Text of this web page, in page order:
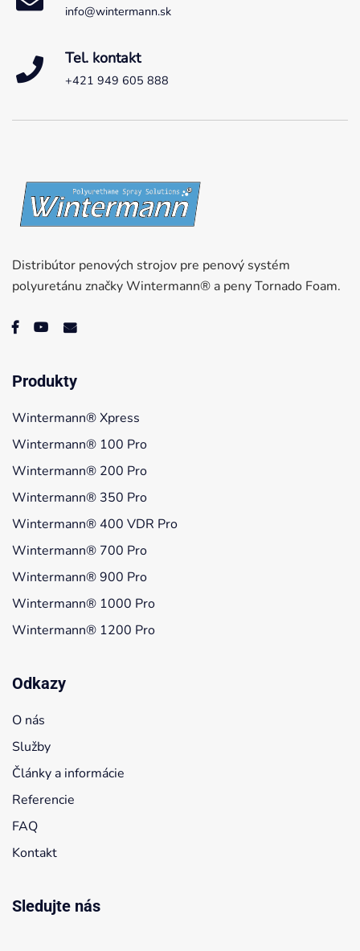
info@wintermann.sk
Tel. kontakt
+421 949 605 888
Distribútor penových strojov pre penový systém
polyuretánu značky Wintermann® a peny Tornado Foam.
Produkty
Wintermann® Xpress
Wintermann® 100 Pro
Wintermann® 200 Pro
Wintermann® 350 Pro
Wintermann® 400 VDR Pro
Wintermann® 700 Pro
Wintermann® 900 Pro
Wintermann® 1000 Pro
Wintermann® 1200 Pro
Odkazy
O nás
Služby
Články a informácie
Referencie
FAQ
Kontakt
Sledujte nás